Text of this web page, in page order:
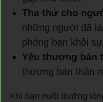
Tha thứ cho
những người đã
phóng bạn khỏi
Yêu thương bản
thương bản thân
Khi bạn nuôi dưỡng